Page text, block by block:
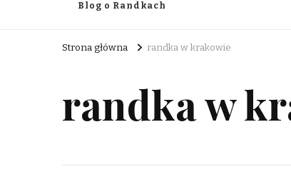
Blog o Randkach
Strona główna randka w krakowie
randka w